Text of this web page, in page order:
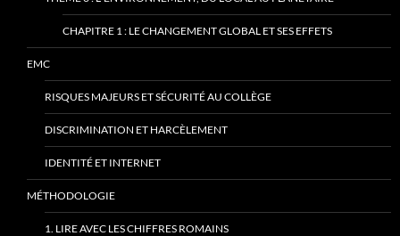
CHAPITRE 1 : LE CHANGEMENT GLOBAL ET SES EFFETS
EMC
RISQUES MAJEURS ET SÉCURITÉ AU COLLÈGE
DISCRIMINATION ET HARCÈLEMENT
IDENTITÉ ET INTERNET
MÉTHODOLOGIE
1. LIRE AVEC LES CHIFFRES ROMAINS